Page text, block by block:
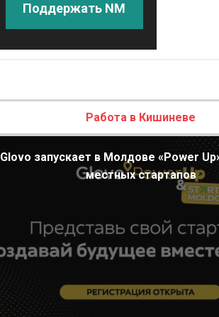
Поддержать NM
Работа в Кишиневе
Glovo запускает в Молдове «Power
местных стартапов